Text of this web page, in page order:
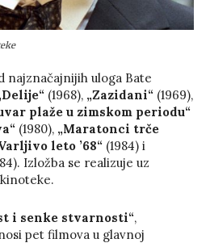
najznačajnijih uloga Bate
(1968), „Zazidani“ (1969),
plaže u zimskom periodu“
(1980), „Maratonci trče
leto ’68“ (1984) i
Izložba se realizuje uz
i senke stvarnosti“,
pet filmova u glavnoj